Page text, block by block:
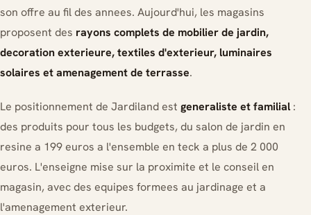
son offre au fil des annees. Aujourd'hui, les magasins
proposent des rayons complets de mobilier de jardin,
decoration exterieure, textiles d'exterieur, luminaires
solaires et amenagement de terrasse.
Le positionnement de Jardiland est generaliste et familial :
des produits pour tous les budgets, du salon de jardin en
resine a 199 euros a l'ensemble en teck a plus de 2 000
euros. L'enseigne mise sur la proximite et le conseil en
magasin, avec des equipes formees au jardinage et a
l'amenagement exterieur.